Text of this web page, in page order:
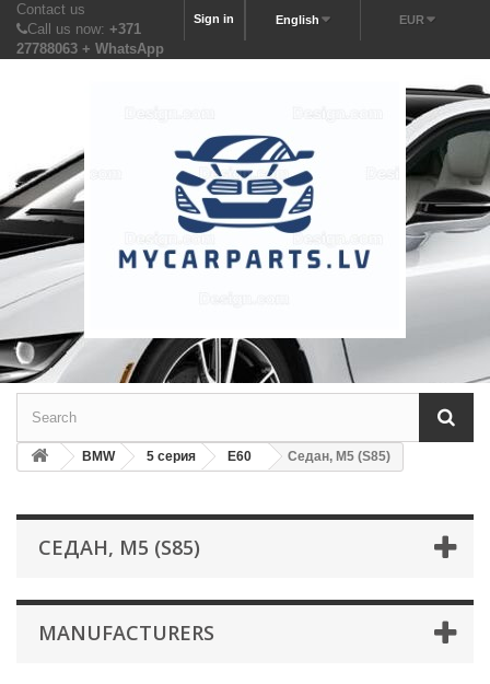
EUR
English
Sign in
Contact us
Call us now: +371
27788063 + WhatsApp
BMW 5 серия E60 Седан, M5 (S85)
СЕДАН, M5 (S85)
MANUFACTURERS